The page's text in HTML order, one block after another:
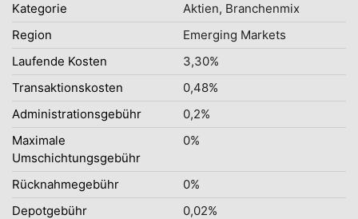
Kategorie
Aktien, Branchenmix
Region
Emerging Markets
Laufende Kosten
3,30%
Transaktionskosten
0,48%
Administrationsgebühr
0,2%
Maximale
Umschichtungsgebühr
0%
Rücknahmegebühr
0%
Depotgebühr
0,02%